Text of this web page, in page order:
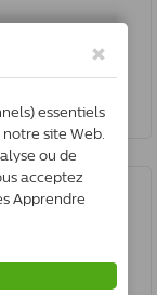
applicable